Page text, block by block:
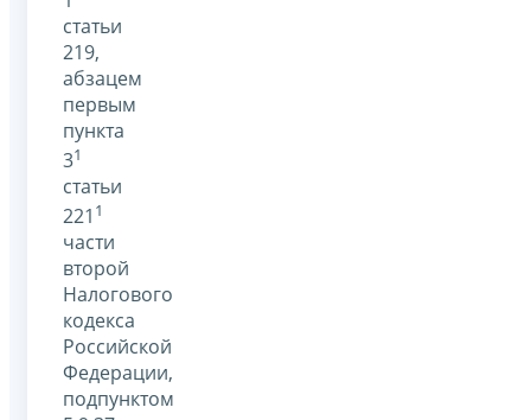
статьи
219,
абзацем
первым
пункта
31
статьи
221 1
части
второй
Налогового
кодекса
Российской
Федерации,
подпунктом